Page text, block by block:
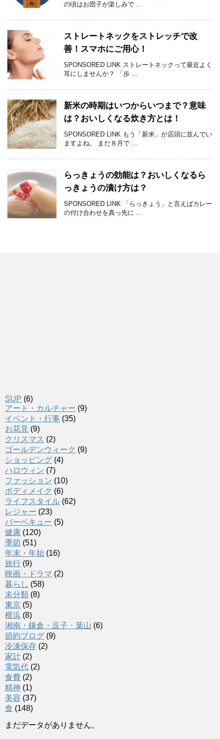
の頃はお団子が楽しみで ...
ストレートネックをストレッチで改
善！スマホにご用心！
SPONSORED LINK ストレートネックって最近よく
耳にしませんか？ 「歩 ...
新米の時期はいつからいつまで？意味
は？おいしくなる炊き方とは！
SPONSORED LINK もう「新米」が店頭に並んでい
ますよね。 まだ８月で ...
らっきょうの効能は？おいしくなるら
っきょうの漬け方は？
SPONSORED LINK 「らっきょう」と言えばカレー
の付け合わせを真っ先に ...
SUP (6)
アート・カルチャー (9)
イベント・行事 (35)
お花見 (9)
クリスマス (2)
ゴールデンウィーク (9)
ショッピング (4)
ハロウィン (7)
ファッション (10)
ボディメイク (6)
ライフスタイル (62)
レジャー (23)
バーベキュー (5)
健康 (120)
季節 (51)
年末・年始 (16)
旅行 (9)
映画・ドラマ (2)
暮らし (58)
未分類 (8)
東京 (5)
横浜 (8)
湘南・鎌倉・逗子・葉山 (6)
節約ブログ (9)
冷凍保存 (2)
家計 (2)
電気代 (2)
食費 (2)
精神 (1)
美容 (37)
食 (148)
まだデータがありません。